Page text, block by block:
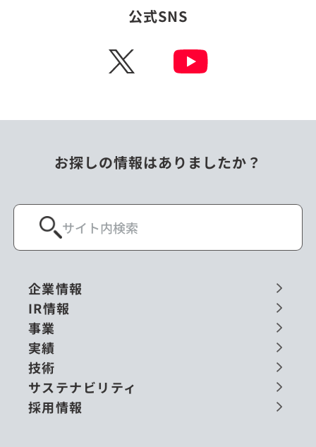
公式SNS
X
お探しの情報はありましたか？
企業情報
IR情報
事業
実績
技術
サステナビリティ
採用情報